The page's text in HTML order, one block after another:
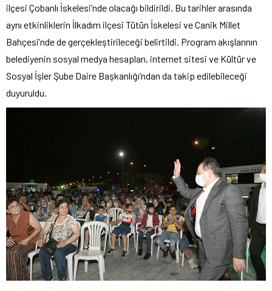
ilçesi Çobanlı İskelesi’nde olacağı bildirildi. Bu tarihler arasında
aynı etkinliklerin İlkadım ilçesi Tütün İskelesi ve Canik Millet
Bahçesi’nde de gerçekleştirileceği belirtildi. Program akışlarının
belediyenin sosyal medya hesapları, internet sitesi ve Kültür ve
Sosyal İşler Şube Daire Başkanlığı’ndan da takip edilebileceği
duyuruldu.